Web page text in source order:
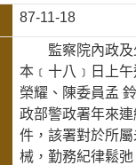
87-11-18
監察院內政及
本﹝十八﹞日上
榮耀、陳委員孟
政部警政署年來
件，該署對於所
械，勤務紀律鬆